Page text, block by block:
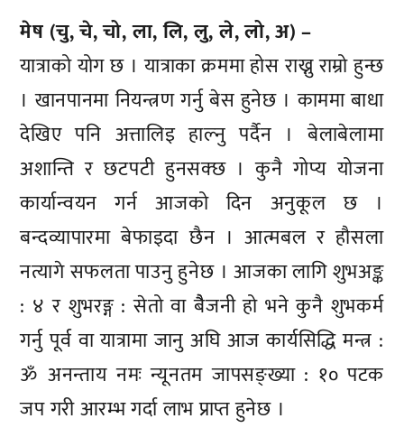
मेष (चु, चे, चो, ला, लि, लु, ले, लो, अ) –
यात्राको योग छ । यात्राका क्रममा होस राख्नु राम्रो हुन्छ
। खानपानमा नियन्त्रण गर्नु बेस हुनेछ । काममा बाधा
देखिए पनि अत्तालिइ हाल्नु पर्दैन । बेलाबेलामा
अशान्ति र छटपटी हुनसक्छ । कुनै गोप्य योजना
कार्यान्वयन गर्न आजको दिन अनुकूल छ ।
बन्दव्यापारमा बेफाइदा छैन । आत्मबल र हौसला
नत्यागे सफलता पाउनु हुनेछ । आजका लागि शुभअङ्क
: ४ र शुभरङ्ग : सेतो वा बैैजनी हो भने कुनै शुभकर्म
गर्नु पूर्व वा यात्रामा जानु अघि आज कार्यसिद्धि मन्त्र :
ॐ अनन्ताय नमः न्यूनतम जापसङ्ख्या : १० पटक
जप गरी आरम्भ गर्दा लाभ प्राप्त हुनेछ ।